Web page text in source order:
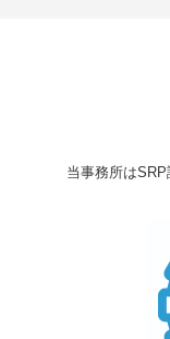
当事務所は